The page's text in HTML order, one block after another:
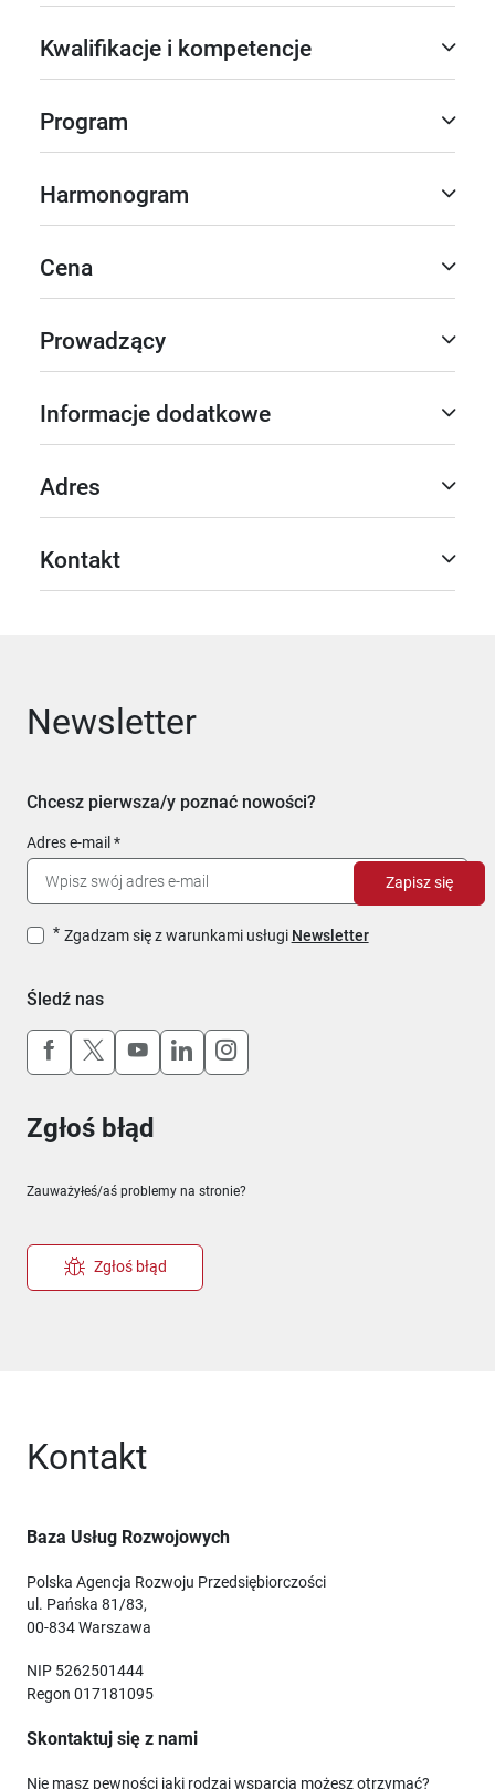
Kwalifikacje i kompetencje
Program
Harmonogram
Cena
Prowadzący
Informacje dodatkowe
Adres
Kontakt
Newsletter
Chcesz pierwsza/y poznać nowości?
Adres e-mail
Zgadzam się z warunkami usługi Newsletter
Zapisz się
Śledź nas
Uwaga, link otworzy się w nowym oknie
Uwaga, link otworzy się w nowym oknie
Uwaga, link otworzy się w nowym
Uwaga, link otworzy się w
Uwaga, link otworzy się w
Zgłoś błąd
Zauważyłeś/aś problemy na stronie?
Zgłoś błąd
Kontakt
Baza Usług Rozwojowych
Polska Agencja Rozwoju Przedsiębiorczości
ul. Pańska 81/83,
00-834 Warszawa
NIP 5262501444
Regon 017181095
Skontaktuj się z nami
Nie masz pewności jaki rodzaj wsparcia możesz otrzymać?